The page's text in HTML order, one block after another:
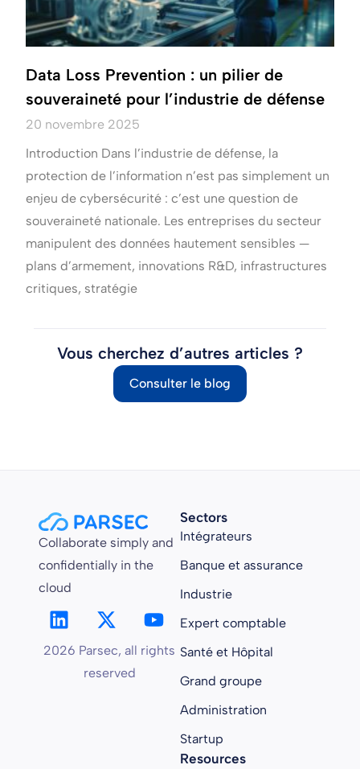
Data Loss Prevention : un pilier de
souveraineté pour l’industrie de défense
20 novembre 2025
Introduction Dans l’industrie de défense, la
protection de l’information n’est pas simplement un
enjeu de cybersécurité : c’est une question de
souveraineté nationale. Les entreprises du secteur
manipulent des données hautement sensibles —
plans d’armement, innovations R&D, infrastructures
critiques, stratégie
Vous cherchez d’autres articles ?
Consulter le blog
Collaborate simply and
confidentially in the
cloud
2026 Parsec, all rights
reserved
Sectors
Intégrateurs
Banque et assurance
Industrie
Expert comptable
Santé et Hôpital
Grand groupe
Administration
Startup
Resources